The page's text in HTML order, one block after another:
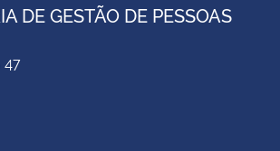
DE GESTÃO DE PESSOAS
47